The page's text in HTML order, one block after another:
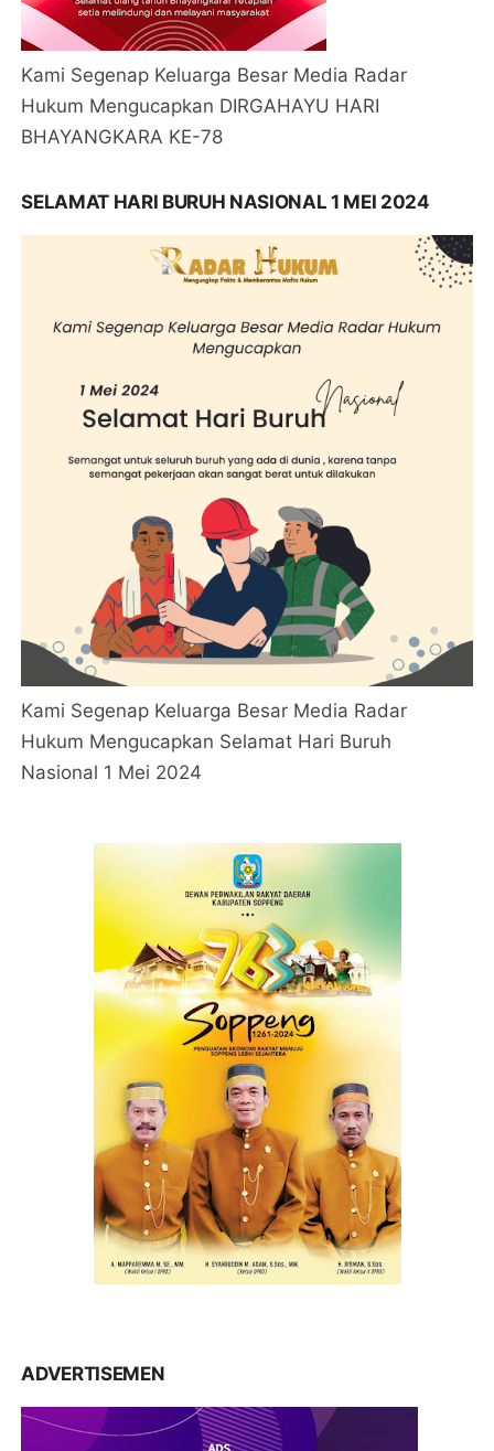
Kami Segenap Keluarga Besar Media Radar
Hukum Mengucapkan DIRGAHAYU HARI
BHAYANGKARA KE-78
SELAMAT HARI BURUH NASIONAL 1 MEI 2024
Kami Segenap Keluarga Besar Media Radar
Hukum Mengucapkan Selamat Hari Buruh
Nasional 1 Mei 2024
ADVERTISEMEN